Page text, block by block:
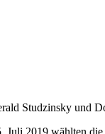
Studzinsky und
Juli 2019 wählten